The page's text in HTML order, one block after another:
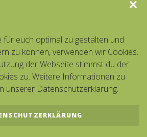
für euch optimal zu gestalten und
zu können, verwenden wir Cookies.
der Webseite stimmst du der
zu. Weitere Informationen zu
unserer Datenschutzerklärung.